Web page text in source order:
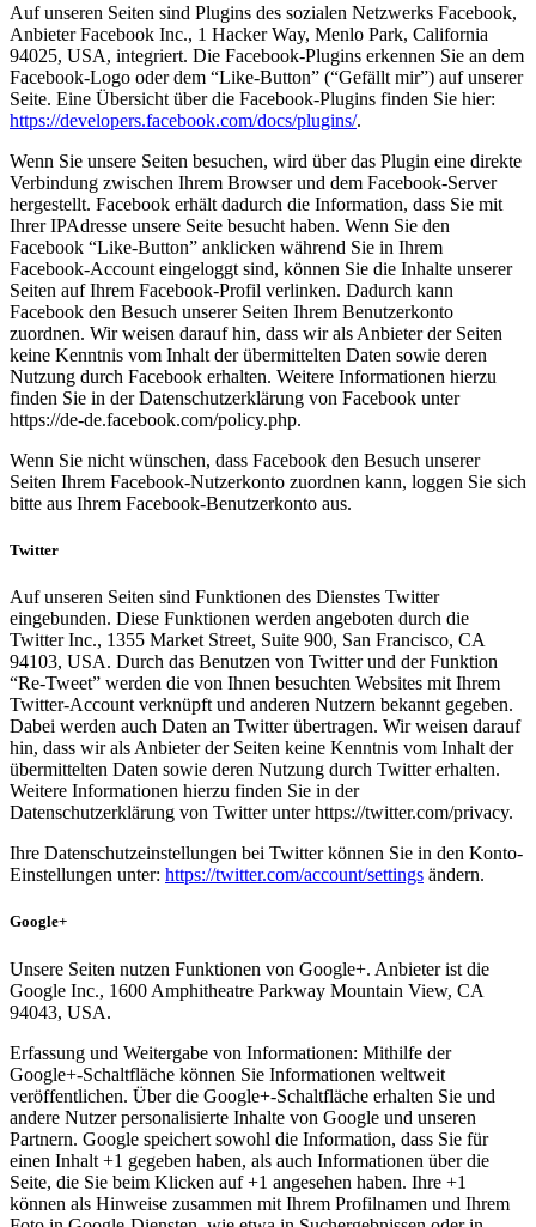
Auf unseren Seiten sind Plugins des sozialen Netzwerks Facebook,
Anbieter Facebook Inc., 1 Hacker Way, Menlo Park, California
94025, USA, integriert. Die Facebook-Plugins erkennen Sie an dem
Facebook-Logo oder dem “Like-Button” (“Gefällt mir”) auf unserer
Seite. Eine Übersicht über die Facebook-Plugins finden Sie hier:
https://developers.facebook.com/docs/plugins/.
Wenn Sie unsere Seiten besuchen, wird über das Plugin eine direkte
Verbindung zwischen Ihrem Browser und dem Facebook-Server
hergestellt. Facebook erhält dadurch die Information, dass Sie mit
Ihrer IPAdresse unsere Seite besucht haben. Wenn Sie den
Facebook “Like-Button” anklicken während Sie in Ihrem
Facebook-Account eingeloggt sind, können Sie die Inhalte unserer
Seiten auf Ihrem Facebook-Profil verlinken. Dadurch kann
Facebook den Besuch unserer Seiten Ihrem Benutzerkonto
zuordnen. Wir weisen darauf hin, dass wir als Anbieter der Seiten
keine Kenntnis vom Inhalt der übermittelten Daten sowie deren
Nutzung durch Facebook erhalten. Weitere Informationen hierzu
finden Sie in der Datenschutzerklärung von Facebook unter
https://de-de.facebook.com/policy.php.
Wenn Sie nicht wünschen, dass Facebook den Besuch unserer
Seiten Ihrem Facebook-Nutzerkonto zuordnen kann, loggen Sie sich
bitte aus Ihrem Facebook-Benutzerkonto aus.
Twitter
Auf unseren Seiten sind Funktionen des Dienstes Twitter
eingebunden. Diese Funktionen werden angeboten durch die
Twitter Inc., 1355 Market Street, Suite 900, San Francisco, CA
94103, USA. Durch das Benutzen von Twitter und der Funktion
“Re-Tweet” werden die von Ihnen besuchten Websites mit Ihrem
Twitter-Account verknüpft und anderen Nutzern bekannt gegeben.
Dabei werden auch Daten an Twitter übertragen. Wir weisen darauf
hin, dass wir als Anbieter der Seiten keine Kenntnis vom Inhalt der
übermittelten Daten sowie deren Nutzung durch Twitter erhalten.
Weitere Informationen hierzu finden Sie in der
Datenschutzerklärung von Twitter unter https://twitter.com/privacy.
Ihre Datenschutzeinstellungen bei Twitter können Sie in den Konto-
Einstellungen unter: https://twitter.com/account/settings ändern.
Google+
Unsere Seiten nutzen Funktionen von Google+. Anbieter ist die
Google Inc., 1600 Amphitheatre Parkway Mountain View, CA
94043, USA.
Erfassung und Weitergabe von Informationen: Mithilfe der
Google+-Schaltfläche können Sie Informationen weltweit
veröffentlichen. Über die Google+-Schaltfläche erhalten Sie und
andere Nutzer personalisierte Inhalte von Google und unseren
Partnern. Google speichert sowohl die Information, dass Sie für
einen Inhalt +1 gegeben haben, als auch Informationen über die
Seite, die Sie beim Klicken auf +1 angesehen haben. Ihre +1
können als Hinweise zusammen mit Ihrem Profilnamen und Ihrem